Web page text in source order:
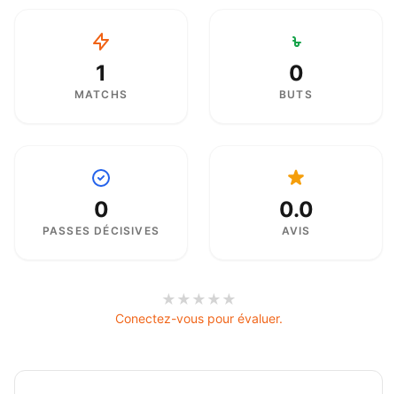
1
MATCHS
0
BUTS
0
PASSES DÉCISIVES
0.0
AVIS
★ ★ ★ ★ ★
Conectez-vous pour évaluer.